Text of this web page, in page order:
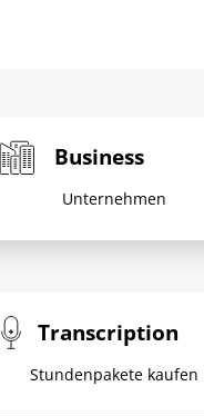
Business
Unternehmen
Transcription
Stundenpakete kaufen